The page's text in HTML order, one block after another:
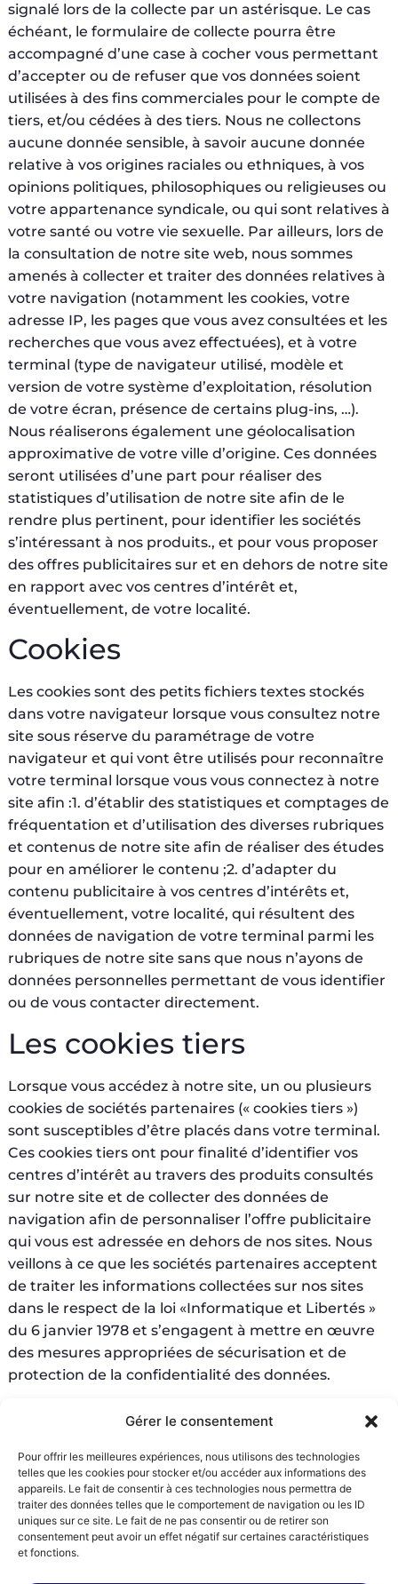
Gérer le consentement
Pour offrir les meilleures expériences, nous utilisons des technologies
telles que les cookies pour stocker et/ou accéder aux informations des
appareils. Le fait de consentir à ces technologies nous permettra de
traiter des données telles que le comportement de navigation ou les ID
uniques sur ce site. Le fait de ne pas consentir ou de retirer son
consentement peut avoir un effet négatif sur certaines caractéristiques
et fonctions.
signalé lors de la collecte par un astérisque. Le cas
échéant, le formulaire de collecte pourra être
accompagné d’une case à cocher vous permettant
d’accepter ou de refuser que vos données soient
utilisées à des fins commerciales pour le compte de
tiers, et/ou cédées à des tiers. Nous ne collectons
aucune donnée sensible, à savoir aucune donnée
relative à vos origines raciales ou ethniques, à vos
opinions politiques, philosophiques ou religieuses ou
votre appartenance syndicale, ou qui sont relatives à
votre santé ou votre vie sexuelle. Par ailleurs, lors de
la consultation de notre site web, nous sommes
amenés à collecter et traiter des données relatives à
votre navigation (notamment les cookies, votre
adresse IP, les pages que vous avez consultées et les
recherches que vous avez effectuées), et à votre
terminal (type de navigateur utilisé, modèle et
version de votre système d’exploitation, résolution
de votre écran, présence de certains plug-ins, …).
Nous réaliserons également une géolocalisation
approximative de votre ville d’origine. Ces données
seront utilisées d’une part pour réaliser des
statistiques d’utilisation de notre site afin de le
rendre plus pertinent, pour identifier les sociétés
s’intéressant à nos produits., et pour vous proposer
des offres publicitaires sur et en dehors de notre site
en rapport avec vos centres d’intérêt et,
éventuellement, de votre localité.
Cookies
Les cookies sont des petits fichiers textes stockés
dans votre navigateur lorsque vous consultez notre
site sous réserve du paramétrage de votre
navigateur et qui vont être utilisés pour reconnaître
votre terminal lorsque vous vous connectez à notre
site afin :1. d’établir des statistiques et comptages de
fréquentation et d’utilisation des diverses rubriques
et contenus de notre site afin de réaliser des études
pour en améliorer le contenu ;2. d’adapter du
contenu publicitaire à vos centres d’intérêts et,
éventuellement, votre localité, qui résultent des
données de navigation de votre terminal parmi les
rubriques de notre site sans que nous n’ayons de
données personnelles permettant de vous identifier
ou de vous contacter directement.
Les cookies tiers
Lorsque vous accédez à notre site, un ou plusieurs
cookies de sociétés partenaires (« cookies tiers »)
sont susceptibles d’être placés dans votre terminal.
Ces cookies tiers ont pour finalité d’identifier vos
centres d’intérêt au travers des produits consultés
sur notre site et de collecter des données de
navigation afin de personnaliser l’offre publicitaire
qui vous est adressée en dehors de nos sites. Nous
veillons à ce que les sociétés partenaires acceptent
de traiter les informations collectées sur nos sites
dans le respect de la loi «Informatique et Libertés »
du 6 janvier 1978 et s’engagent à mettre en œuvre
des mesures appropriées de sécurisation et de
protection de la confidentialité des données.
Les cookies intégrés à des
applications tierces sur
notre site
Nous sommes susceptibles d’inclure une application
informatique tierce dans certaines des